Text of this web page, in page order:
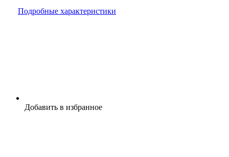
Подробные характеристики
Добавить в избранное